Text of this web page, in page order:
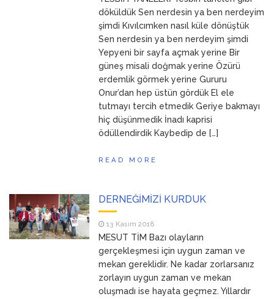
ANNEMdöküldük Sen nerdesin ya ben nerdeyim
şimdi Kıvılcımken nasıl küle dönüştük
Sen nerdesin ya ben nerdeyim şimdi
Yepyeni bir sayfa açmak yerine Bir
güneş misali doğmak yerine Özürü
erdemlik görmek yerine Gururu
Onur’dan hep üstün gördük El ele
tutmayı tercih etmedik Geriye bakmayı
hiç düşünmedik İnadı kaprisi
ödüllendirdik Kaybedip de […]
READ MORE
DERNEĞİMİZİ KURDUK
13 Kasım 2018
MESUT TİM Bazı olayların
gerçekleşmesi için uygun zaman ve
mekan gereklidir. Ne kadar zorlarsanız
zorlayın uygun zaman ve mekan
oluşmadı ise hayata geçmez. Yıllardır